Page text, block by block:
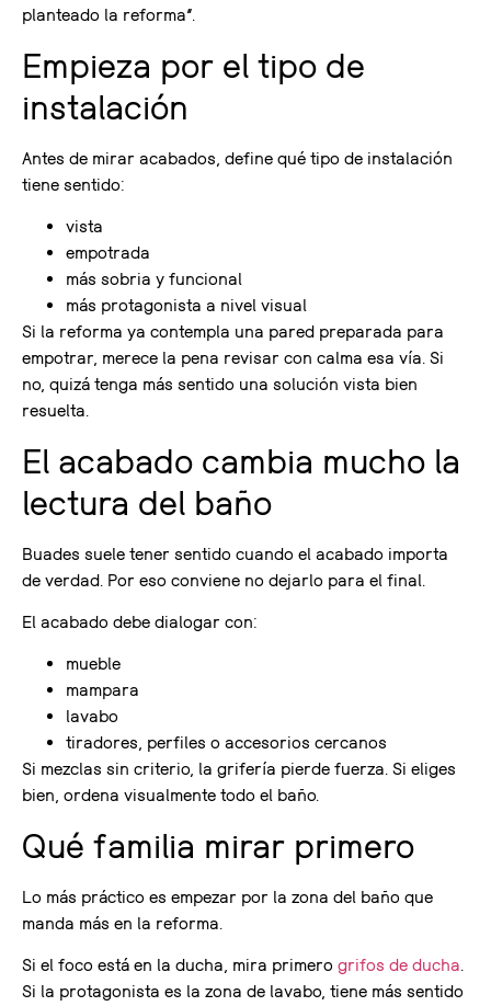
planteado la reforma”.
Empieza por el tipo de
instalación
Antes de mirar acabados, define qué tipo de instalación
tiene sentido:
vista
empotrada
más sobria y funcional
más protagonista a nivel visual
Si la reforma ya contempla una pared preparada para
empotrar, merece la pena revisar con calma esa vía. Si
no, quizá tenga más sentido una solución vista bien
resuelta.
El acabado cambia mucho la
lectura del baño
Buades suele tener sentido cuando el acabado importa
de verdad. Por eso conviene no dejarlo para el final.
El acabado debe dialogar con:
mueble
mampara
lavabo
tiradores, perfiles o accesorios cercanos
Si mezclas sin criterio, la grifería pierde fuerza. Si eliges
bien, ordena visualmente todo el baño.
Qué familia mirar primero
Lo más práctico es empezar por la zona del baño que
manda más en la reforma.
Si el foco está en la ducha, mira primero grifos de ducha.
Si la protagonista es la zona de lavabo, tiene más sentido